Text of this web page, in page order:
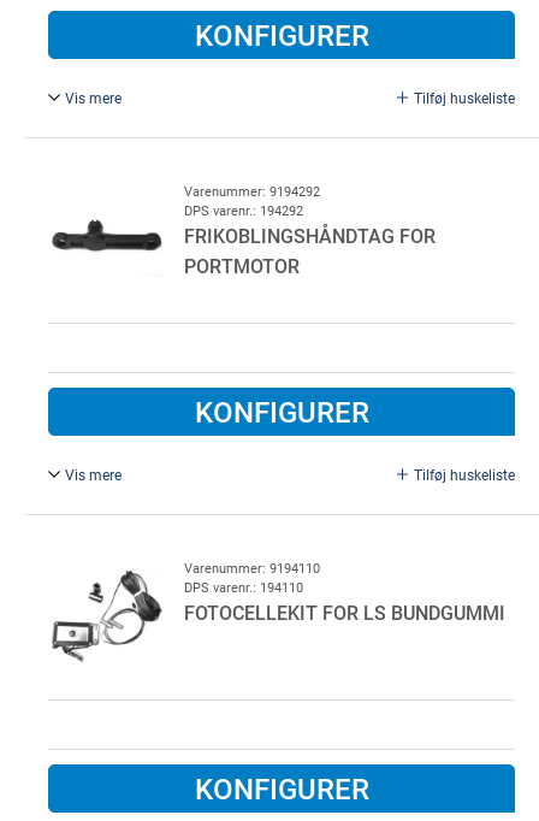
KONFIGURER
Vis mere Tilføj huskeliste
Fotocelle bundgummi.
Varenummer: 9194292
DPS varenr.: 194292
FRIKOBLINGSHÅNDTAG FOR
PORTMOTOR
KONFIGURER
Vis mere Tilføj huskeliste
Varenummer: 9194110
DPS varenr.: 194110
FOTOCELLEKIT FOR LS BUNDGUMMI
KONFIGURER